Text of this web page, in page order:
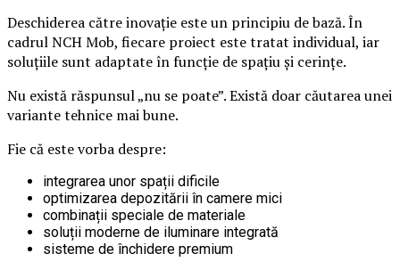
Deschiderea către inovație este un principiu de bază. În
cadrul NCH Mob, fiecare proiect este tratat individual, iar
soluțiile sunt adaptate în funcție de spațiu și cerințe.
Nu există răspunsul „nu se poate”. Există doar căutarea unei
variante tehnice mai bune.
Fie că este vorba despre:
integrarea unor spații dificile
optimizarea depozitării în camere mici
combinații speciale de materiale
soluții moderne de iluminare integrată
sisteme de închidere premium